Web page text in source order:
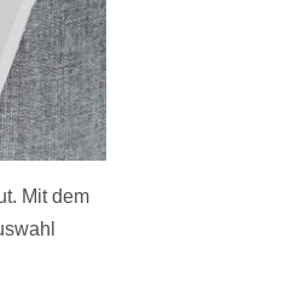
Mit dem